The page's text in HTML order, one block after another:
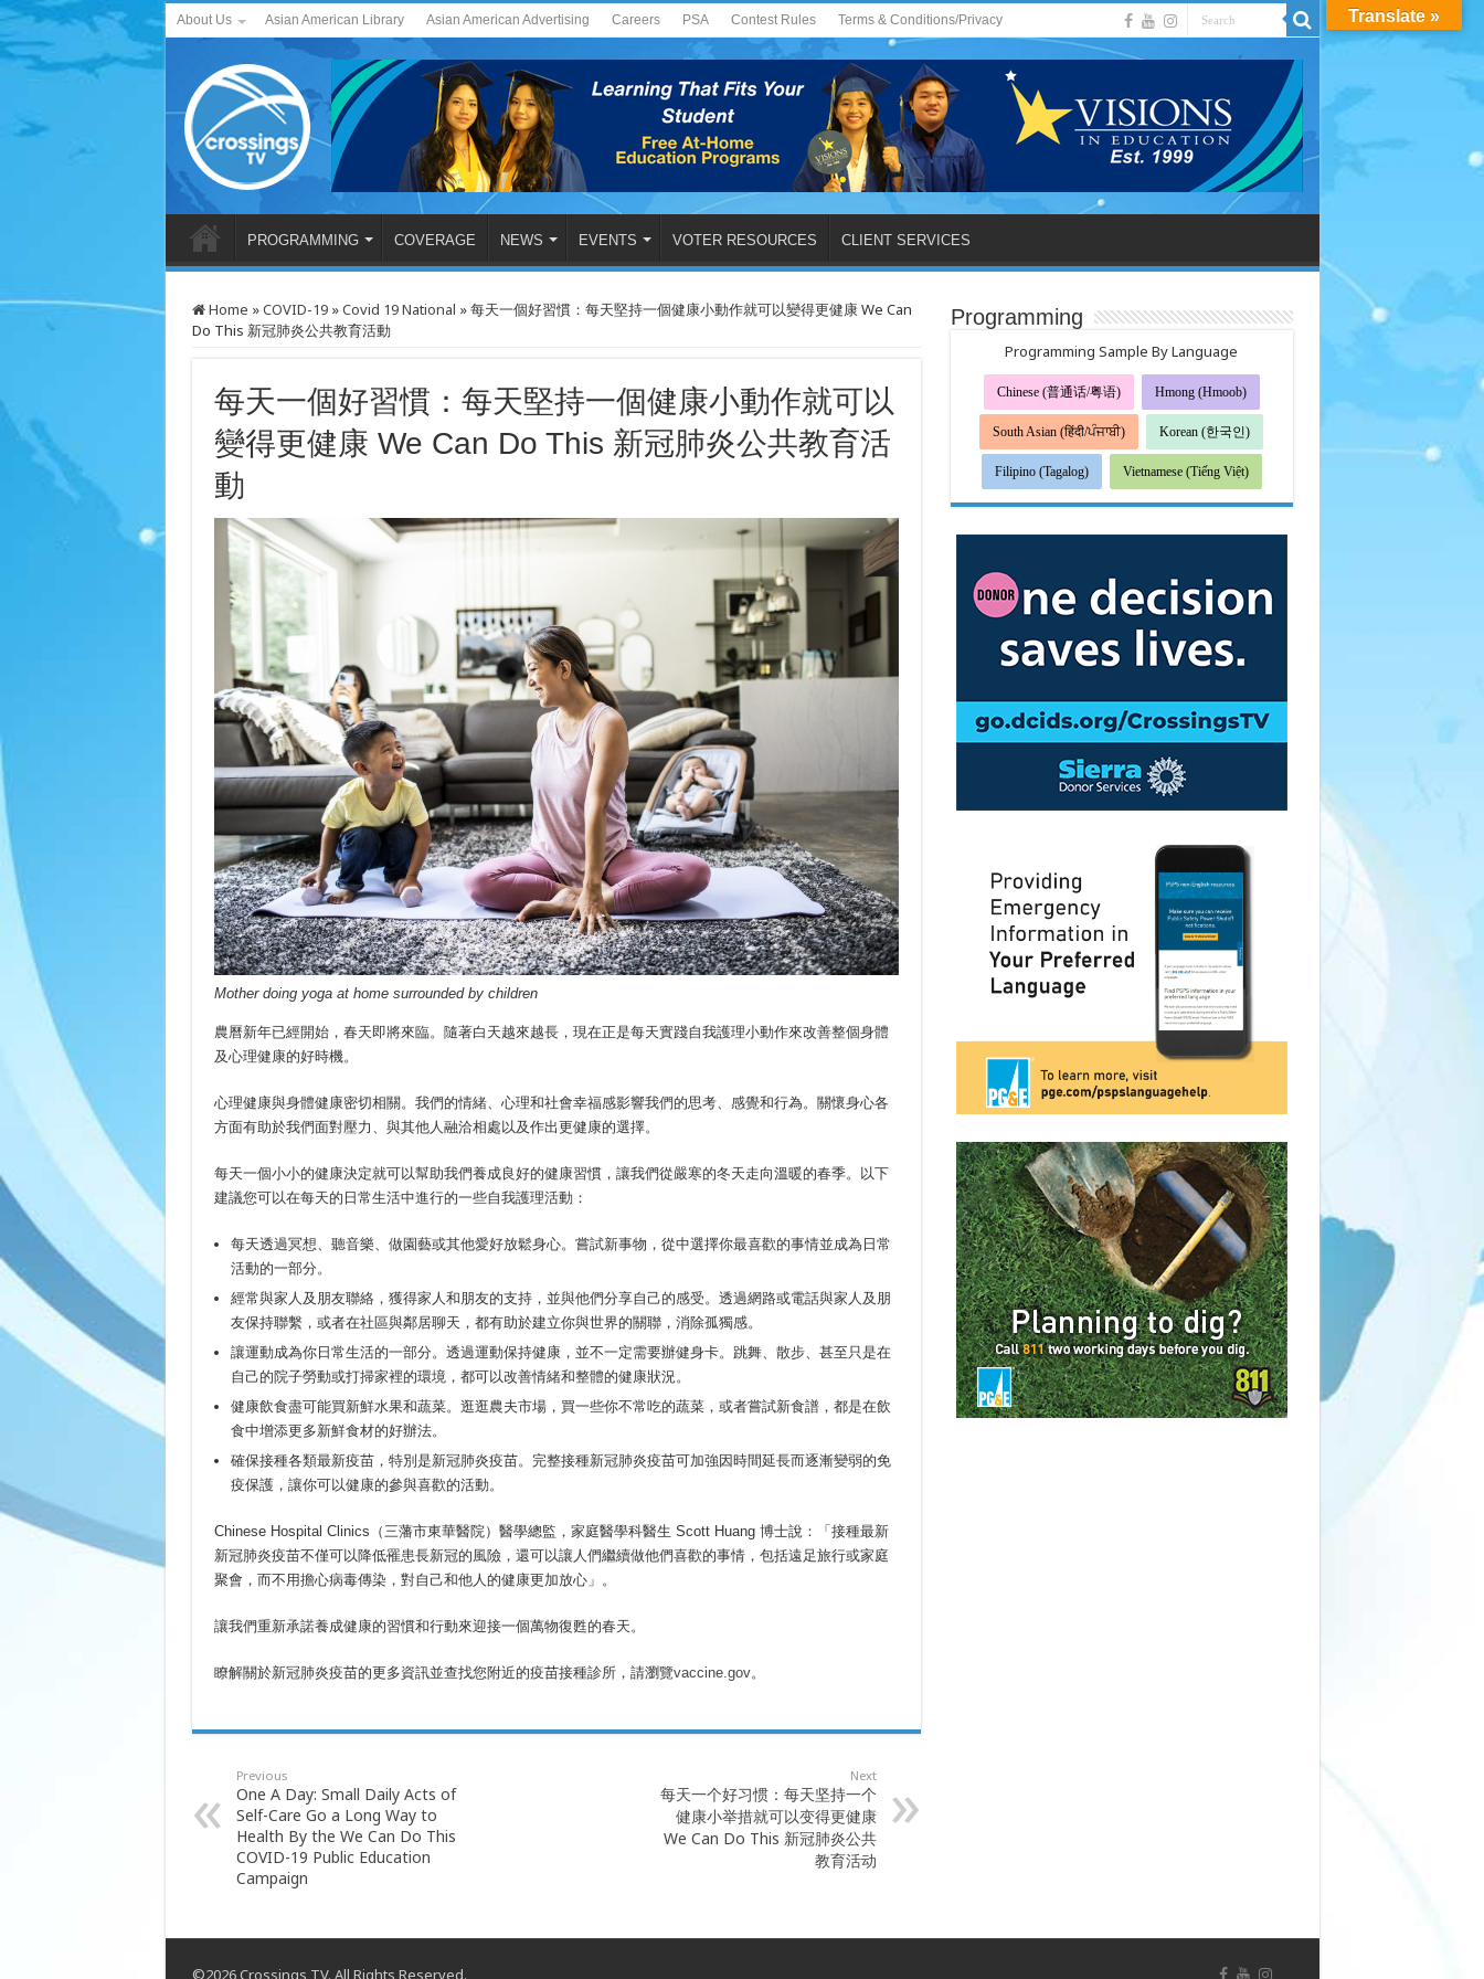
About Us Asian American Library Asian American Advertising Careers PSA Contest Rules Terms & Conditions/Privacy
PROGRAMMING COVERAGE NEWS EVENTS VOTER RESOURCES CLIENT SERVICES
Home »COVID-19 »Covid 19 National »每天一個好習慣：每天堅持一個健康小動作就可以變得更健康 We Can
Do This 新冠肺炎公共教育活動
每天一個好習慣：每天堅持一個健康小動作就可以
變得更健康 We Can Do This 新冠肺炎公共教育活
動
Mother doing yoga at home surrounded by children
農曆新年已經開始，春天即將來臨。隨著白天越來越長，現在正是每天實踐自我護理小動作來改善整個身體
及心理健康的好時機。
心理健康與身體健康密切相關。我們的情緒、心理和社會幸福感影響我們的思考、感覺和行為。關懷身心各
方面有助於我們面對壓力、與其他人融洽相處以及作出更健康的選擇。
每天一個小小的健康決定就可以幫助我們養成良好的健康習慣，讓我們從嚴寒的冬天走向溫暖的春季。以下
建議您可以在每天的日常生活中進行的一些自我護理活動：
每天透過冥想、聽音樂、做園藝或其他愛好放鬆身心。嘗試新事物，從中選擇你最喜歡的事情並成為日常
活動的一部分。
經常與家人及朋友聯絡，獲得家人和朋友的支持，並與他們分享自己的感受。透過網路或電話與家人及朋
友保持聯繫，或者在社區與鄰居聊天，都有助於建立你與世界的關聯，消除孤獨感。
讓運動成為你日常生活的一部分。透過運動保持健康，並不一定需要辦健身卡。跳舞、散步、甚至只是在
自己的院子勞動或打掃家裡的環境，都可以改善情緒和整體的健康狀況。
健康飲食盡可能買新鮮水果和蔬菜。逛逛農夫市場，買一些你不常吃的蔬菜，或者嘗試新食譜，都是在飲
食中增添更多新鮮食材的好辦法。
確保接種各類最新疫苗，特別是新冠肺炎疫苗。完整接種新冠肺炎疫苗可加強因時間延長而逐漸變弱的免
疫保護，讓你可以健康的參與喜歡的活動。
Chinese Hospital Clinics（三藩市東華醫院）醫學總監，家庭醫學科醫生 Scott Huang 博士說：「接種最新
新冠肺炎疫苗不僅可以降低罹患長新冠的風險，還可以讓人們繼續做他們喜歡的事情，包括遠足旅行或家庭
聚會，而不用擔心病毒傳染，對自己和他人的健康更加放心」。
讓我們重新承諾養成健康的習慣和行動來迎接一個萬物復甦的春天。
瞭解關於新冠肺炎疫苗的更多資訊並查找您附近的疫苗接種診所，請瀏覽vaccine.gov。
Previous
One A Day: Small Daily Acts of
Self-Care Go a Long Way to
Health By the We Can Do This
COVID-19 Public Education
Campaign
Next
每天一个好习惯：每天坚持一个
健康小举措就可以变得更健康
We Can Do This 新冠肺炎公共
教育活动
Programming
Programming Sample By Language
Chinese (普通话/粤语) Hmong (Hmoob)
South Asian (हिंदी/ਪੰਜਾਬੀ) Korean (한국인)
Filipino (Tagalog) Vietnamese (Tiếng Việt)
©2026 Crossings TV. All Rights Reserved.
Translate »